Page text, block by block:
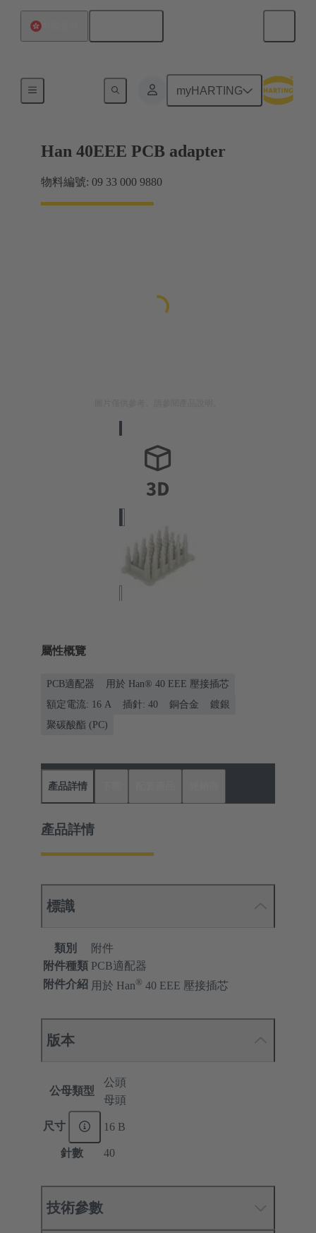
myHARTING
Han 40EEE PCB adapter
物料編號: 09 33 000 9880
屬性概覽
PCB適配器
用於 Han® 40 EEE 壓接插芯
額定電流: ‌16 A
插針: 40 銅合金
鍍銀
聚碳酸酯 (PC)
產品詳情
產品詳情
標識
類別
附件
附件種類 PCB適配器
附件介紹 用於 Han® 40 EEE 壓接插芯
版本
公母類型
公頭
母頭
尺寸 16 B
針數 40
技術參數